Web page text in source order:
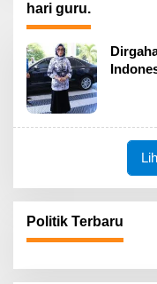
hari guru.
Politik Terbaru